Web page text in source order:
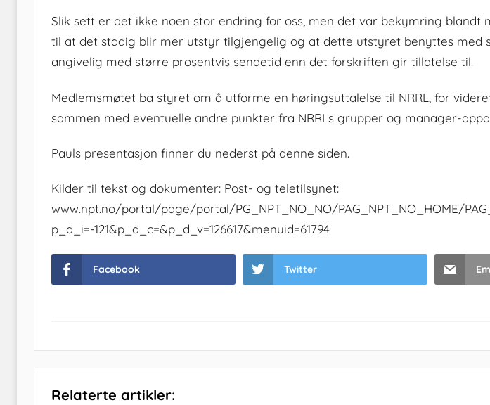
Slik sett er det ikke noen stor endring for oss, men det var bekymring blandt
til at det stadig blir mer utstyr tilgjengelig og at dette utstyret benyttes med
angivelig med større prosentvis sendetid enn det forskriften gir tillatelse til.
Medlemsmøtet ba styret om å utforme en høringsuttalelse til NRRL, for
sammen med eventuelle andre punkter fra NRRLs grupper og manager-
Pauls presentasjon finner du nederst på denne siden.
Kilder til tekst og dokumenter: Post- og teletilsynet:
www.npt.no/portal/page/portal/PG_NPT_NO_NO/PAG_NPT_NO_HOME/
p_d_i=-121&p_d_c=&p_d_v=126617&menuid=61794
Facebook Twitter
Relaterte artikler: